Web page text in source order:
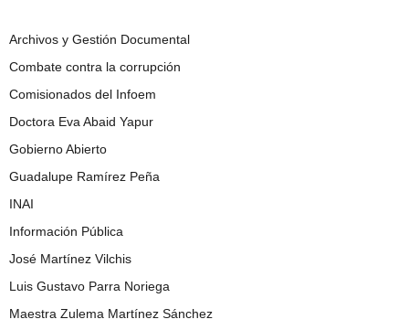
Archivos y Gestión Documental
Combate contra la corrupción
Comisionados del Infoem
Doctora Eva Abaid Yapur
Gobierno Abierto
Guadalupe Ramírez Peña
INAI
Información Pública
José Martínez Vilchis
Luis Gustavo Parra Noriega
Maestra Zulema Martínez Sánchez